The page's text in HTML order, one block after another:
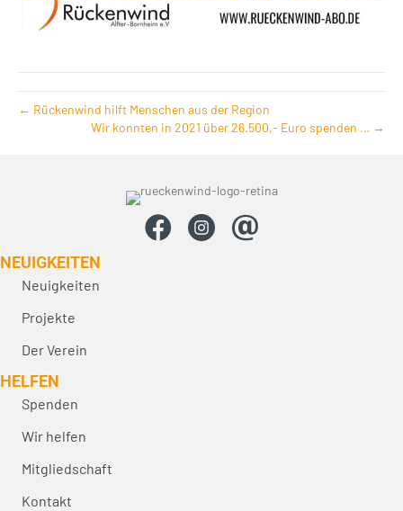
← Rückenwind hilft Menschen aus der Region
Wir konnten in 2021 über 26.500,- Euro spenden … →
NEUIG­KEITEN
Neuigkeiten
Projekte
Der Verein
HELFEN
Spenden
Wir helfen
Mitgliedschaft
Kontakt